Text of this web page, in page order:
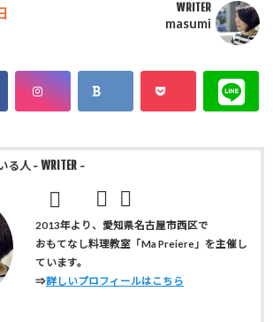
WRITER
masumi
る人 - WRITER -
2013年より、愛知県名古屋市西区で
おもてなし料理教室「Ma Preiere」を主催し
ています。
⇒詳しいプロフィールはこちら